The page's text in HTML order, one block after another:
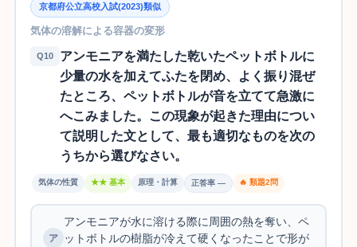
京都府公立高校入試(2023)類似
気体の溶解による容器の変形
Q10
アンモニアを満たした乾いたペットボトルに
少量の水を加えてふたを閉め、よく振り混ぜ
たところ、ペットボトルが音を立てて急激に
へこみました。この現象が起きた理由につい
て説明した文として、最も適切なものを次の
うちから選びなさい。
気体の性質 ★★ 基本 原理・計算 正答率 — 🔥 類題2問
アンモニアが水に溶ける際に周囲の熱を奪い、ペ
ットボトルの樹脂が冷えて硬くなったことで形が